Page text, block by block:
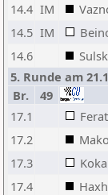
14.4 IM
14.5 IM
14.6
5. Runde am
Br.
49
17.1
17.2
17.3
17.4